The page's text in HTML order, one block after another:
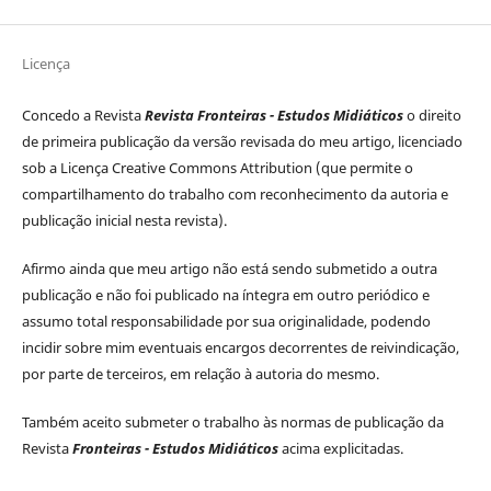
Licença
Concedo a RevistaRevista Fronteiras - Estudos Midiáticoso direito
de primeira publicação da versão revisada do meu artigo, licenciado
sob a Licença Creative Commons Attribution (que permite o
compartilhamento do trabalho com reconhecimento da autoria e
publicação inicial nesta revista).
Afirmo ainda que meu artigo não está sendo submetido a outra
publicação e não foi publicado na íntegra em outro periódico e
assumo total responsabilidade por sua originalidade, podendo
incidir sobre mim eventuais encargos decorrentes de reivindicação,
por parte de terceiros, em relação à autoria do mesmo.
Também aceito submeter o trabalho às normas de publicação da
RevistaFronteiras - Estudos Midiáticosacima explicitadas.